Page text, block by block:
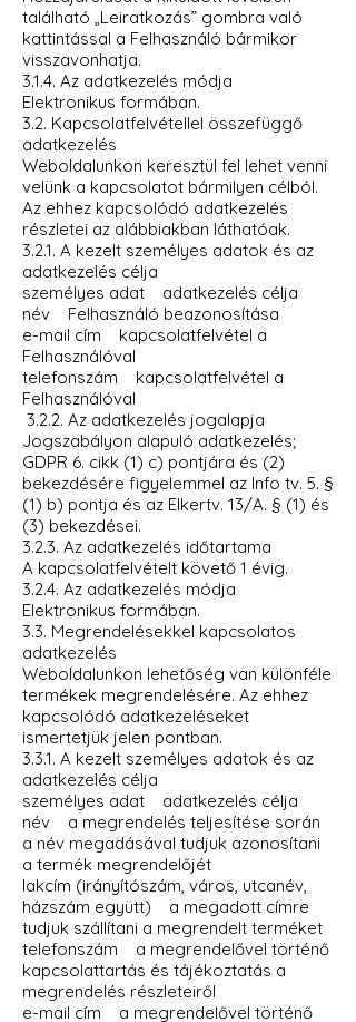
található „Leiratkozás” gombra való
kattintással a Felhasználó bármikor
visszavonhatja.
3.1.4. Az adatkezelés módja
Elektronikus formában.
3.2. Kapcsolatfelvétellel összefüggő
adatkezelés
Weboldalunkon keresztül fel lehet venni
velünk a kapcsolatot bármilyen célból.
Az ehhez kapcsolódó adatkezelés
részletei az alábbiakban láthatóak.
3.2.1. A kezelt személyes adatok és az
adatkezelés célja
személyes adat adatkezelés célja
név Felhasználó beazonosítása
e-mail cím kapcsolatfelvétel a
Felhasználóval
telefonszám kapcsolatfelvétel a
Felhasználóval
3.2.2. Az adatkezelés jogalapja
Jogszabályon alapuló adatkezelés;
GDPR 6. cikk (1) c) pontjára és (2)
bekezdésére figyelemmel az Info tv. 5. §
(1) b) pontja és az Elkertv. 13/A. § (1) és
(3) bekezdései.
3.2.3. Az adatkezelés időtartama
A kapcsolatfelvételt követő 1 évig.
3.2.4. Az adatkezelés módja
Elektronikus formában.
3.3. Megrendelésekkel kapcsolatos
adatkezelés
Weboldalunkon lehetőség van különféle
termékek megrendelésére. Az ehhez
kapcsolódó adatkezeléseket
ismertetjük jelen pontban.
3.3.1. A kezelt személyes adatok és az
adatkezelés célja
személyes adat adatkezelés célja
név a megrendelés teljesítése során
a név megadásával tudjuk azonosítani
a termék megrendelőjét
lakcím (irányítószám, város, utcanév,
házszám együtt) a megadott címre
tudjuk szállítani a megrendelt terméket
telefonszám a megrendelővel történő
kapcsolattartás és tájékoztatás a
megrendelés részleteiről
e-mail cím a megrendelővel történő